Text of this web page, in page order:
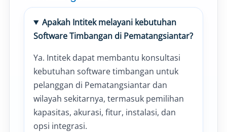
Apakah Intitek melayani kebutuhan
Software Timbangan di Pematangsiantar?
Ya. Intitek dapat membantu konsultasi
kebutuhan software timbangan untuk
pelanggan di Pematangsiantar dan
wilayah sekitarnya, termasuk pemilihan
kapasitas, akurasi, fitur, instalasi, dan
opsi integrasi.